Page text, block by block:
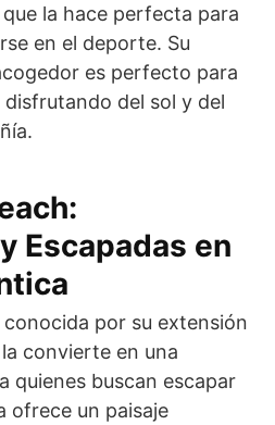
la hace perfecta para
en el deporte. Su
es perfecto para
del sol y del
Escapadas en
por su extensión
convierte en una
quienes buscan escapar
ofrece un paisaje